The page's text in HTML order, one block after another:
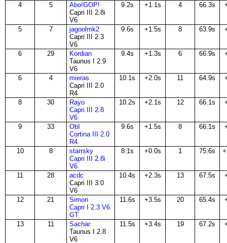
4 5
Abo!GOP!
Capri III 2.8i
V6
9.2s +1.1s 4 66.3s
5 7
jagoolmk2
Capri III 2.3
V6
9.6s +1.5s 8 63.9s
6 29
Kordian
Taunus I 2.9
V6
9.4s +1.3s 6 66.9s
6 4
mieras
Capri III 2.0
R4
10.1s +2.0s 11 64.9s
8 30
Rayo
Capri III 2.8
V6
10.2s +2.1s 12 66.1s
9 33
ObI
Cortina III 2.0
R4
9.6s +1.5s 8 66.1s
10 8
starrsky
Capri III 2.8i
V6
8.1s +0.0s 1 75.6s
11 28
acdc
Capri III 3.0
V6
10.4s +2.3s 13 67.5s
12 21
Simon
Capri I 2.3 V6
GT
11.6s +3.5s 20 65.4s
13 11
Sachar
Taunus I 2.8
V6
11.5s +3.4s 19 67.2s